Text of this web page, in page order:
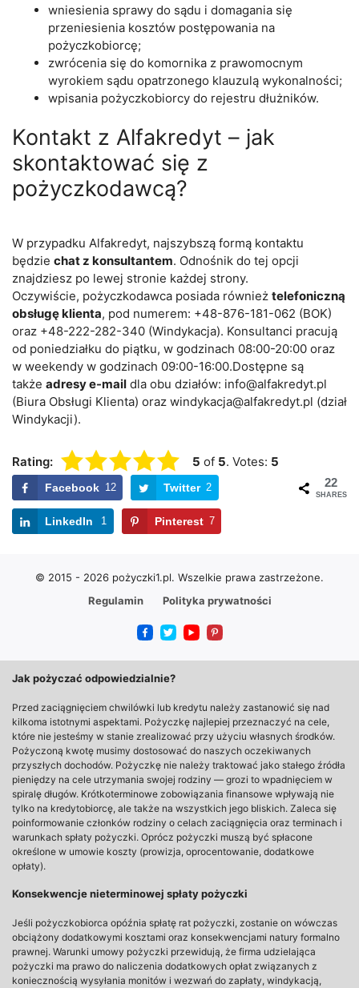
wniesienia sprawy do sądu i domagania się
przeniesienia kosztów postępowania na
pożyczkobiorcę;
zwrócenia się do komornika z prawomocnym
wyrokiem sądu opatrzonego klauzulą wykonalności;
wpisania pożyczkobiorcy do rejestru dłużników.
Kontakt z Alfakredyt – jak
skontaktować się z
pożyczkodawcą?
W przypadku Alfakredyt, najszybszą formą kontaktu
będzie chat z konsultantem. Odnośnik do tej opcji
znajdziesz po lewej stronie każdej strony.
Oczywiście, pożyczkodawca posiada również telefoniczną
obsługę klienta, pod numerem: +48-876-181-062 (BOK)
oraz +48-222-282-340 (Windykacja). Konsultanci pracują
od poniedziałku do piątku, w godzinach 08:00-20:00 oraz
w weekendy w godzinach 09:00-16:00.Dostępne są
także adresy e-mail dla obu działów: info@alfakredyt.pl
(Biura Obsługi Klienta) oraz windykacja@alfakredyt.pl (dział
Windykacji).
Rating: 5 of 5. Votes: 5
22
SHARES
Facebook 12 Twitter 2
LinkedIn 1 Pinterest 7
© 2015 - 2026 pożyczki1.pl. Wszelkie prawa zastrzeżone.
Regulamin
Polityka prywatności
Jak pożyczać odpowiedzialnie?
Przed zaciągnięciem chwilówki lub kredytu należy zastanowić się nad
kilkoma istotnymi aspektami. Pożyczkę najlepiej przeznaczyć na cele,
które nie jesteśmy w stanie zrealizować przy użyciu własnych środków.
Pożyczoną kwotę musimy dostosować do naszych oczekiwanych
przyszłych dochodów. Pożyczkę nie należy traktować jako stałego źródła
pieniędzy na cele utrzymania swojej rodziny — grozi to wpadnięciem w
spiralę długów. Krótkoterminowe zobowiązania finansowe wpływają nie
tylko na kredytobiorcę, ale także na wszystkich jego bliskich. Zaleca się
poinformowanie członków rodziny o celach zaciągnięcia oraz terminach i
warunkach spłaty pożyczki. Oprócz pożyczki muszą być spłacone
określone w umowie koszty (prowizja, oprocentowanie, dodatkowe
opłaty).
Konsekwencje nieterminowej spłaty pożyczki
Jeśli pożyczkobiorca opóźnia spłatę rat pożyczki, zostanie on wówczas
obciążony dodatkowymi kosztami oraz konsekwencjami natury formalno
prawnej. Warunki umowy pożyczki przewidują, że firma udzielająca
pożyczki ma prawo do naliczenia dodatkowych opłat związanych z
koniecznością wysyłania monitów i wezwań do zapłaty, windykacją,